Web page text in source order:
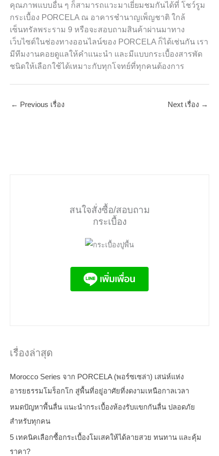
คุณภาพแบบอื่น ๆ ก็สามารถแวะมาเยี่ยมชมกันได้ที่ โชว์รูม
กระเบื้อง PORCELA ณ อาคารชำนาญเพ็ญชาติ ใกล้
เซ็นทรัลพระราม 9 หรือจะสอบถามสินค้าผ่านมาทาง
เว็บไซต์ในช่องทางออนไลน์ของ PORCELA ก็ได้เช่นกัน เรา
มีทีมงานคอยดูแลให้คำแนะนำ และมีแบบกระเบื้องสารพัด
ชนิดให้เลือกใช้ได้เหมาะกับทุกโจทย์ที่ทุกคนต้องการ
← Previous เรื่อง Next เรื่อง →
สนใจสั่งซื้อ/สอบถาม
กระเบื้อง
เรื่องล่าสุด
Morocco Series จาก PORCELA (พอร์ซเซล่า) เสน่ห์แห่ง
อารยธรรมโมร็อกโก สู่พื้นที่อยู่อาศัยที่งดงามเหนือกาลเวลา
หมดปัญหาพื้นลื่น แนะนำกระเบื้องห้องรับแขกกันลื่น ปลอดภัย
สำหรับทุกคน
5 เทคนิคเลือกซื้อกระเบื้องโมเสคให้ได้ลายสวย ทนทาน และคุ้ม
ราคา?